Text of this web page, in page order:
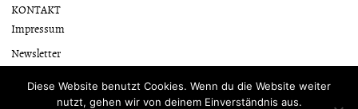
KONTAKT
Impressum
Newsletter
Diese Website benutzt Cookies. Wenn du die Website weiter
nutzt, gehen wir von deinem Einverständnis aus.